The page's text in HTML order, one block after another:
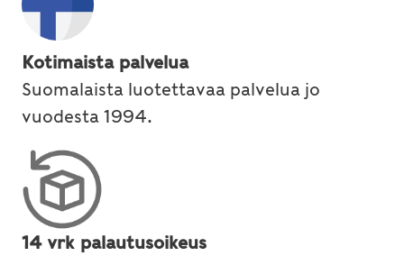
Kotimaista palvelua
Suomalaista luotettavaa palvelua jo
vuodesta 1994.
14 vrk palautusoikeus